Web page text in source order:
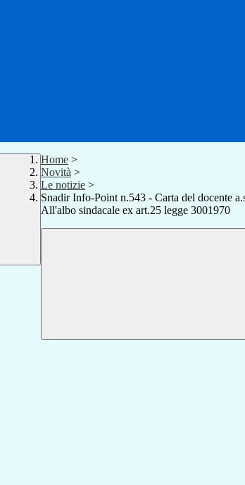
Home >
Novità >
Le notizie >
Snadir Info-Point n.543 - Carta del docente
All'albo sindacale ex art.25 legge 3001970